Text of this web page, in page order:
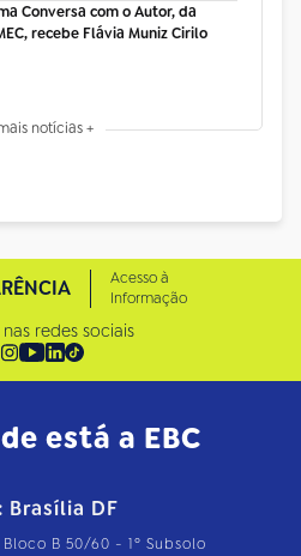
Conversa com o Autor, da
recebe Flávia Muniz Cirilo
notícias +
Acesso à
Informação
redes sociais
está a EBC
Brasília DF
B 50/60 - 1º Subsolo